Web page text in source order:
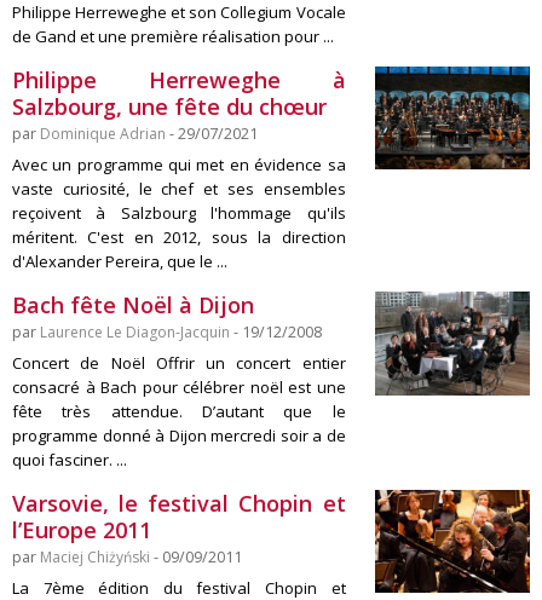
Philippe Herreweghe et son Collegium Vocale
de Gand et une première réalisation pour ...
Philippe Herreweghe à
Salzbourg, une fête du chœur
par Dominique Adrian - 29/07/2021
Avec un programme qui met en évidence sa
vaste curiosité, le chef et ses ensembles
reçoivent à Salzbourg l'hommage qu'ils
méritent. C'est en 2012, sous la direction
d'Alexander Pereira, que le ...
Bach fête Noël à Dijon
par Laurence Le Diagon-Jacquin - 19/12/2008
Concert de Noël Offrir un concert entier
consacré à Bach pour célébrer noël est une
fête très attendue. D’autant que le
programme donné à Dijon mercredi soir a de
quoi fasciner. ...
Varsovie, le festival Chopin et
l’Europe 2011
par Maciej Chiżyński - 09/09/2011
La 7ème édition du festival Chopin et